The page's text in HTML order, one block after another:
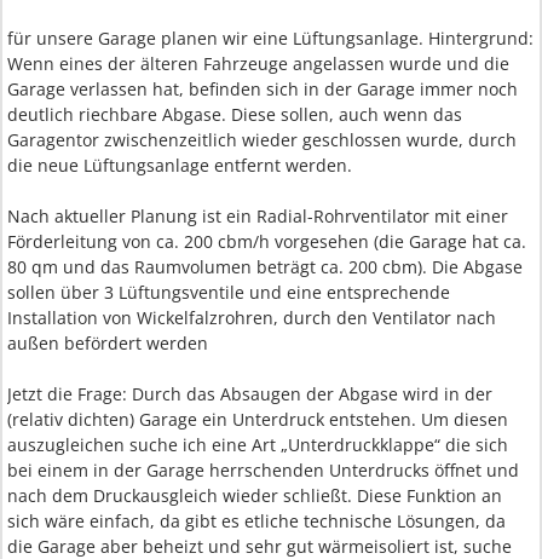
für unsere Garage planen wir eine Lüftungsanlage. Hintergrund:
Wenn eines der älteren Fahrzeuge angelassen wurde und die
Garage verlassen hat, befinden sich in der Garage immer noch
deutlich riechbare Abgase. Diese sollen, auch wenn das
Garagentor zwischenzeitlich wieder geschlossen wurde, durch
die neue Lüftungsanlage entfernt werden.
Nach aktueller Planung ist ein Radial-Rohrventilator mit einer
Förderleitung von ca. 200 cbm/h vorgesehen (die Garage hat ca.
80 qm und das Raumvolumen beträgt ca. 200 cbm). Die Abgase
sollen über 3 Lüftungsventile und eine entsprechende
Installation von Wickelfalzrohren, durch den Ventilator nach
außen befördert werden
Jetzt die Frage: Durch das Absaugen der Abgase wird in der
(relativ dichten) Garage ein Unterdruck entstehen. Um diesen
auszugleichen suche ich eine Art „Unterdruckklappe“ die sich
bei einem in der Garage herrschenden Unterdrucks öffnet und
nach dem Druckausgleich wieder schließt. Diese Funktion an
sich wäre einfach, da gibt es etliche technische Lösungen, da
die Garage aber beheizt und sehr gut wärmeisoliert ist, suche